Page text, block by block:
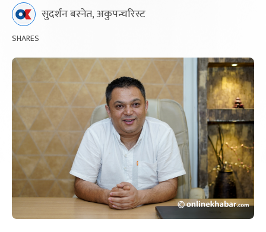
सुदर्शन बस्नेत, अकुपन्चरिस्ट
SHARES